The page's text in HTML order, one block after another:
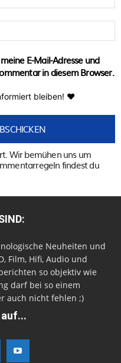
E-Mail-Adresse und
in diesem Browser.
bleiben! ♥
Wir bemühen uns um
findest du
Neuheiten und
Film, Hifi, Audio und
so objektiv wie
darf bei so einem
auch nicht fehlen ;)